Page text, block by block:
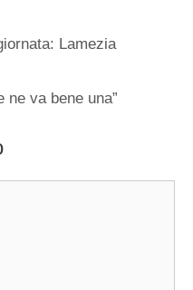
Lamezia
ne va bene una”